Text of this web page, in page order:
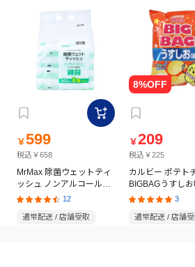
￥599
税込￥658
MrMax 除菌ウェットティ
ッシュ ノンアルコールタ
イプ 60枚×8個パック
12
通常配送 / 店舗受取
￥209
税込￥225
カルビー ポテト
BIGBAGうすし
3
通常配送 / 店舗受